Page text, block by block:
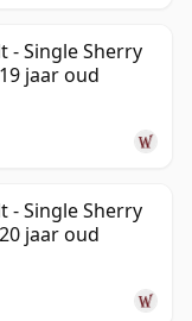
- Single Sherry
jaar oud
- Single Sherry
jaar oud